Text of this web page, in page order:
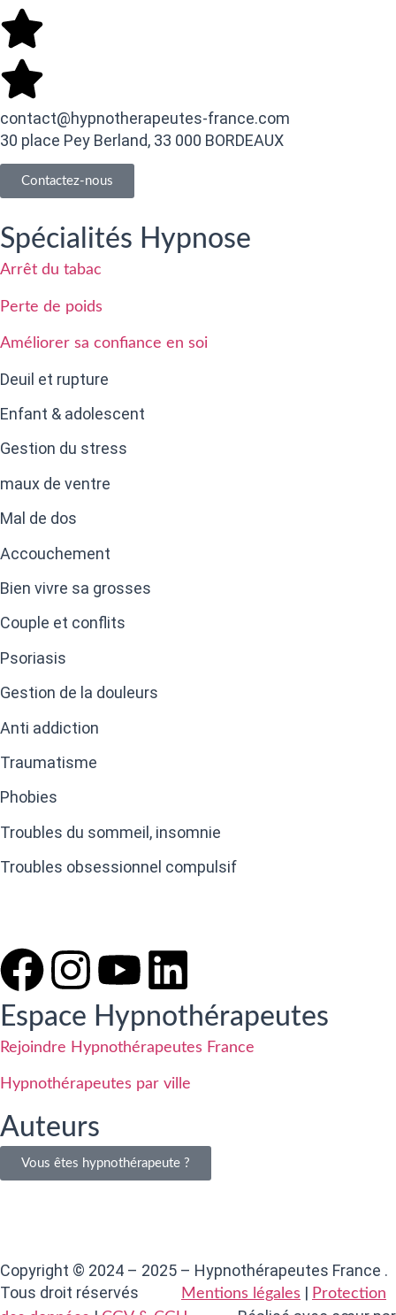
contact@hypnotherapeutes-france.com
30 place Pey Berland, 33 000 BORDEAUX
Contactez-nous
Spécialités Hypnose
Arrêt du tabac
Perte de poids
Améliorer sa confiance en soi
Deuil et rupture
Enfant & adolescent
Gestion du stress
maux de ventre
Mal de dos
Accouchement
Bien vivre sa grosses
Couple et conflits
Psoriasis
Gestion de la douleurs
Anti addiction
Traumatisme
Phobies
Troubles du sommeil, insomnie
Troubles obsessionnel compulsif
Espace Hypnothérapeutes
Rejoindre Hypnothérapeutes France
Hypnothérapeutes par ville
Auteurs
Vous êtes hypnothérapeute ?
Copyright © 2024 – 2025 – Hypnothérapeutes France .
Tous droit réservés
Mentions légales | Protection